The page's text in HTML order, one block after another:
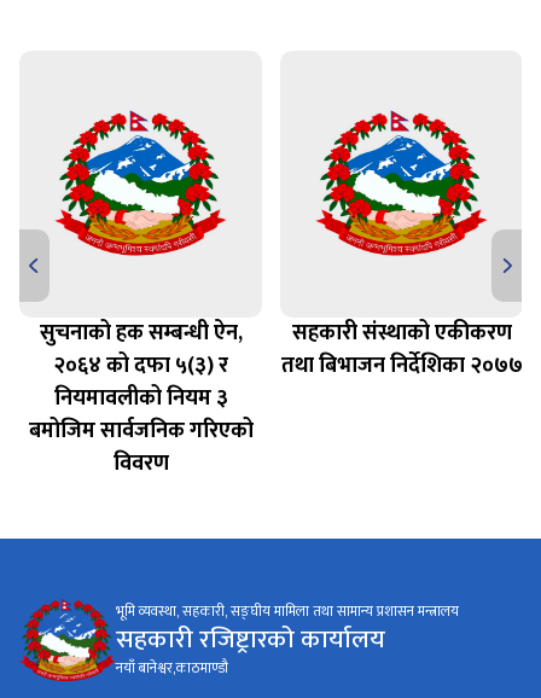
सुचनाको हक सम्बन्धी ऐन,
२०६४ को दफा ५(३) र
नियमावलीको नियम ३
बमोजिम सार्वजनिक गरिएको
विवरण
सहकारी संस्थाको एकीकरण
तथा बिभाजन निर्देशिका २०७७
भूमि व्यवस्था, सहकारी, सङ्घीय मामिला तथा सामान्य प्रशासन मन्त्रालय
सहकारी रजिष्ट्रारको कार्यालय
नयाँ बानेश्वर,काठमाण्डौ